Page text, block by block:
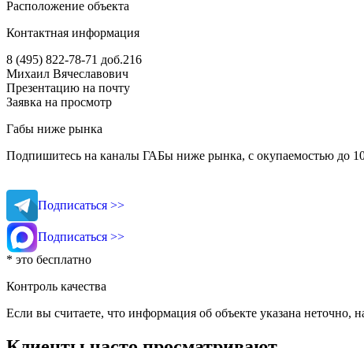
Расположение объекта
Контактная информация
8 (495) 822-78-71 доб.216
Михаил Вячеславович
Презентацию на почту
Заявка на просмотр
Габы ниже рынка
Подпишитесь на каналы ГАБы ниже рынка, с окупаемостью до
Подписаться >>
Подписаться >>
* это бесплатно
Контроль качества
Если вы считаете, что информация об объекте указана